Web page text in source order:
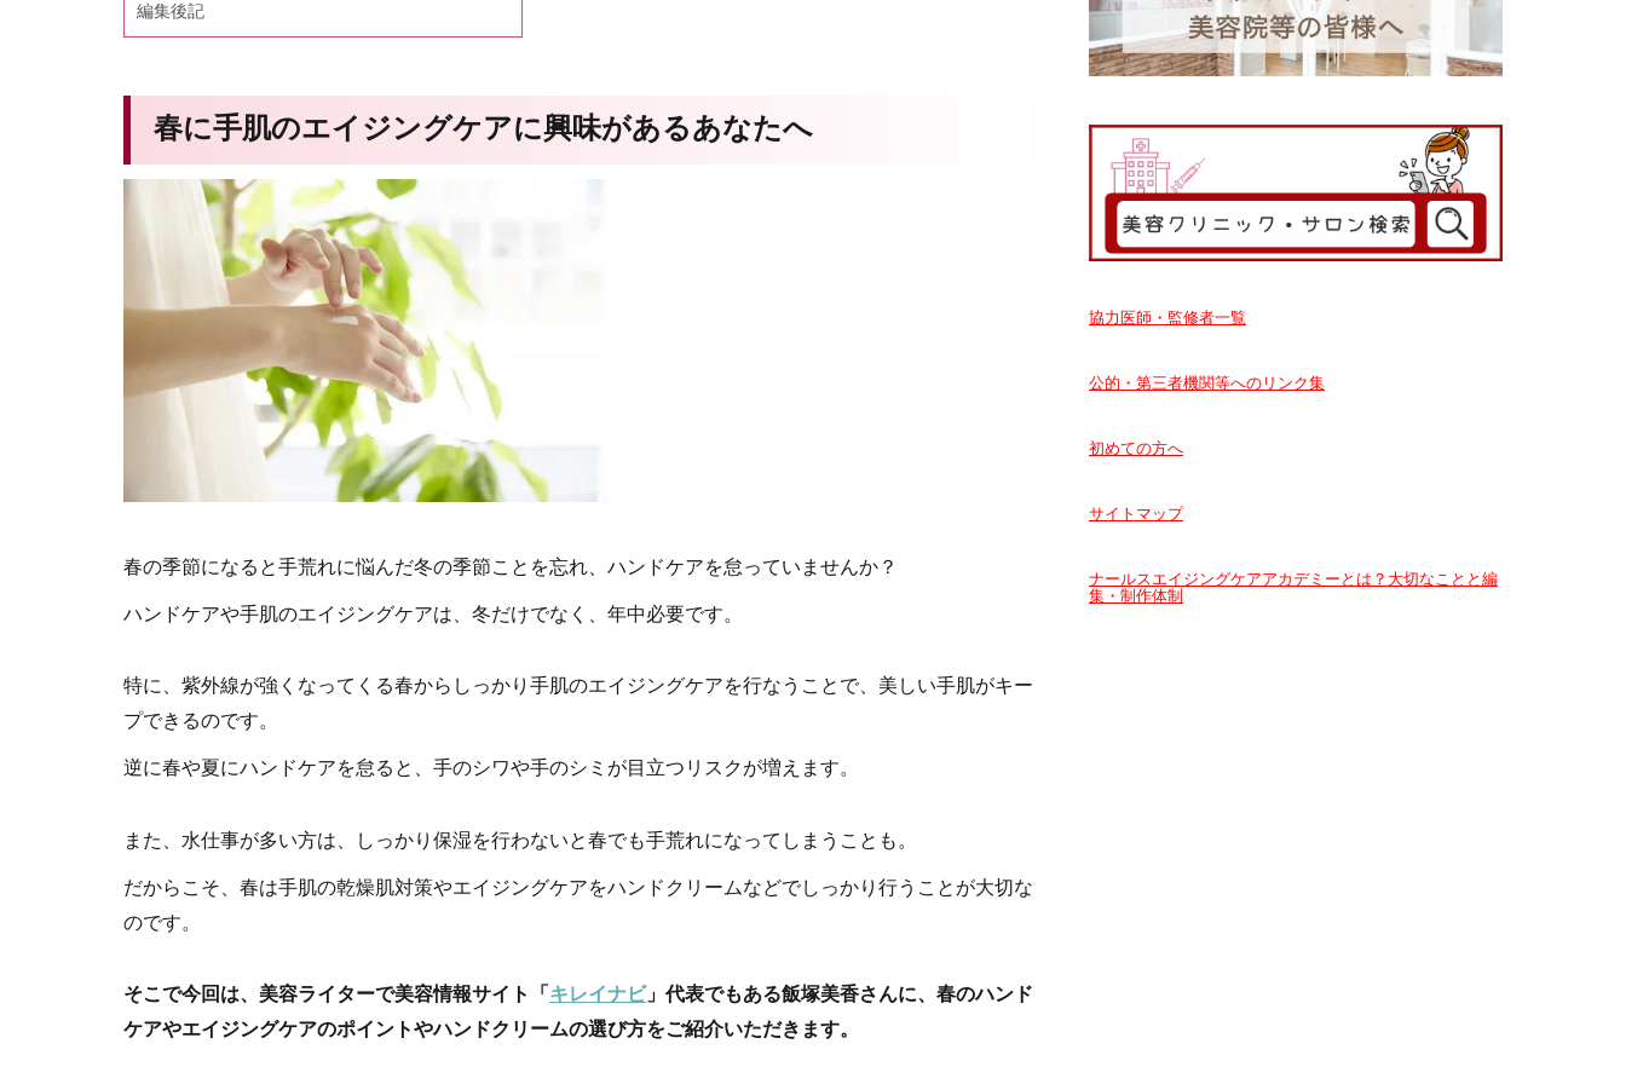
編集後記
春に手肌のエイジングケアに興味があるあなたへ
春の季節になると手荒れに悩んだ冬の季節ことを忘れ、ハンドケアを怠っていませんか？
ハンドケアや手肌のエイジングケアは、冬だけでなく、年中必要です。
特に、紫外線が強くなってくる春からしっかり手肌のエイジングケアを行なうことで、美しい手肌がキー
プできるのです。
逆に春や夏にハンドケアを怠ると、手のシワや手のシミが目立つリスクが増えます。
また、水仕事が多い方は、しっかり保湿を行わないと春でも手荒れになってしまうことも。
だからこそ、春は手肌の乾燥肌対策やエイジングケアをハンドクリームなどでしっかり行うことが大切な
のです。
そこで今回は、美容ライターで美容情報サイト「 キレイナビ 」代表でもある飯塚美香さんに、春のハンド
ケアやエイジングケアのポイントやハンドクリームの選び方をご紹介いただきます。
協力医師・監修者一覧
公的・第三者機関等へのリンク集
初めての方へ
サイトマップ
ナールスエイジングケアアカデミーとは？大切なことと編
集・制作体制